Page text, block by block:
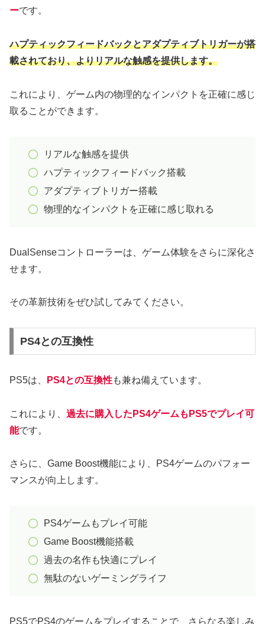
ーです。
ハプティックフィードバックとアダプティブトリガーが搭
載されており、よりリアルな触感を提供します。
これにより、ゲーム内の物理的なインパクトを正確に感じ
取ることができます。
リアルな触感を提供
ハプティックフィードバック搭載
アダプティブトリガー搭載
物理的なインパクトを正確に感じ取れる
DualSenseコントローラーは、ゲーム体験をさらに深化さ
せます。
その革新技術をぜひ試してみてください。
PS4との互換性
PS5は、 PS4との互換性も兼ね備えています。
これにより、 過去に購入したPS4ゲームもPS5でプレイ可
能です。
さらに、Game Boost機能により、PS4ゲームのパフォー
マンスが向上します。
PS4ゲームもプレイ可能
Game Boost機能搭載
過去の名作も快適にプレイ
無駄のないゲーミングライフ
PS5でPS4のゲームをプレイすることで、さらなる楽しみ